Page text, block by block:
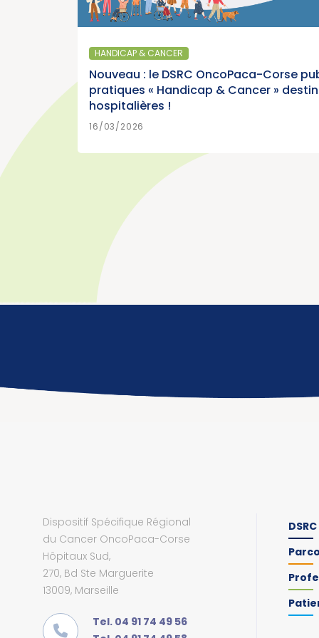
HANDICAP & CANCER
Nouveau : le DSRC OncoPaca-Corse
pratiques « Handicap & Cancer »
hospitalières !
16/03/2026
panorama des cancers en
2026 (Institut National du
EN SAVOIR PLUS
Dispositif Spécifique Régional
du Cancer OncoPaca-Corse
Hôpitaux Sud,
270, Bd Ste Marguerite
13009, Marseille
Tel. 04 91 74 49 56
DSRC